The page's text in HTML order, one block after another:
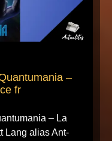
–
fr
– La
Lang alias Ant-